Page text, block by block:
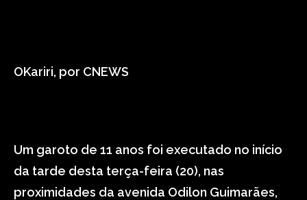
OKariri, por CNEWS
Um garoto de 11 anos foi executado no início
da tarde desta terça-feira (20), nas
proximidades da avenida Odilon Guimarães,